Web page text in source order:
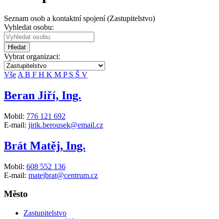
Seznam osob a kontaktní spojení (Zastupitelstvo)
Vyhledat osobu:
Hledat
Vybrat organizaci:
Vše A B F H K M P S Š V
Beran Jiří, Ing.
Mobil: 776 121 692
E-mail: jirik.berousek@email.cz
Brát Matěj, Ing.
Mobil: 608 552 136
E-mail: matejbrat@centrum.cz
Město
Zastupitelstvo